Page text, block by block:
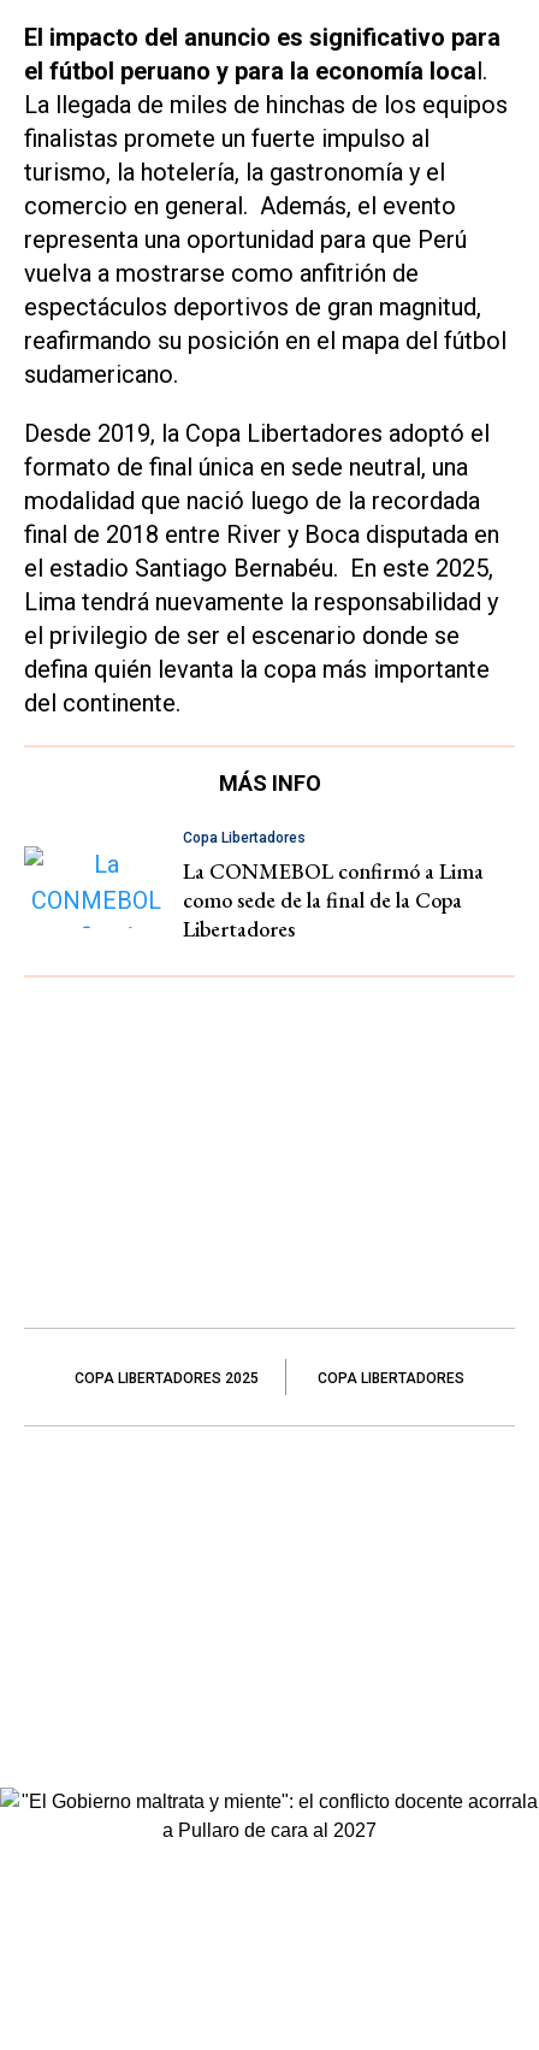
El impacto del anuncio es significativo para
el fútbol peruano y para la economía loca l.
La llegada de miles de hinchas de los equipos
finalistas promete un fuerte impulso al
turismo, la hotelería, la gastronomía y el
comercio en general. Además, el evento
representa una oportunidad para que Perú
vuelva a mostrarse como anfitrión de
espectáculos deportivos de gran magnitud,
reafirmando su posición en el mapa del fútbol
sudamericano.
Desde 2019, la Copa Libertadores adoptó el
formato de final única en sede neutral, una
modalidad que nació luego de la recordada
final de 2018 entre River y Boca disputada en
el estadio Santiago Bernabéu. En este 2025,
Lima tendrá nuevamente la responsabilidad y
el privilegio de ser el escenario donde se
defina quién levanta la copa más importante
del continente.
MÁS INFO
Copa Libertadores
La CONMEBOL confirmó a Lima
como sede de la final de la Copa
Libertadores
COPA LIBERTADORES 2025 COPA LIBERTADORES